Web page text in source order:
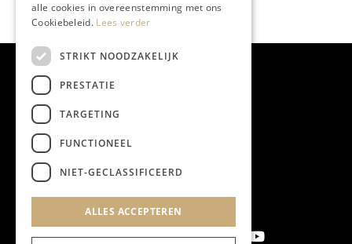
alle cookies in overeenstemming met ons
Cookiebeleid. Lees verder
STRIKT NOODZAKELIJK
PRESTATIE
TARGETING
FUNCTIONEEL
NIET-GECLASSIFICEERD
ALLES ACCEPTEREN